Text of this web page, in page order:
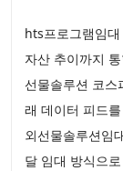
hts프로그램임
자산 추이까지
선물솔루션 코스
래 데이터 피드
외선물솔루션임
달 임대 방식으